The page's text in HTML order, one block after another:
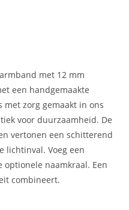
met 12 mm
een handgemaakte
met zorg gemaakt in ons
voor duurzaamheid. De
vertonen een schitterend
lichtinval. Voeg een
naamkraal. Een
combineert.